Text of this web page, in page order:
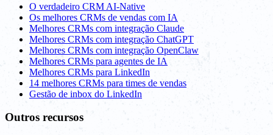
O verdadeiro CRM AI-Native
Os melhores CRMs de vendas com IA
Melhores CRMs com integração Claude
Melhores CRMs com integração ChatGPT
Melhores CRMs com integração OpenClaw
Melhores CRMs para agentes de IA
Melhores CRMs para LinkedIn
14 melhores CRMs para times de vendas
Gestão de inbox do LinkedIn
Outros recursos